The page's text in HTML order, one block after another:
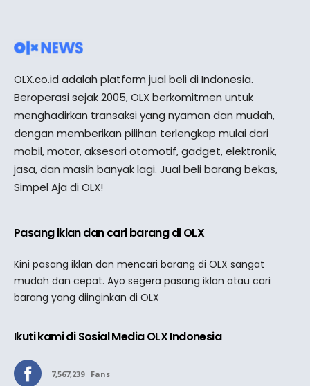
OLX.co.id adalah platform jual beli di Indonesia.
Beroperasi sejak 2005, OLX berkomitmen untuk
menghadirkan transaksi yang nyaman dan mudah,
dengan memberikan pilihan terlengkap mulai dari
mobil, motor, aksesori otomotif, gadget, elektronik,
jasa, dan masih banyak lagi. Jual beli barang bekas,
Simpel Aja di OLX!
Pasang iklan dan cari barang di OLX
Kini pasang iklan dan mencari barang di OLX sangat
mudah dan cepat. Ayo segera pasang iklan atau cari
barang yang diinginkan di OLX
Ikuti kami di Sosial Media OLX Indonesia
7,567,239 Fans